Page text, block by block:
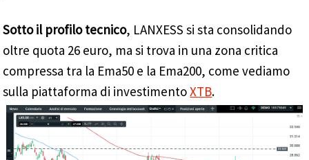
Sotto il profilo tecnico, LANXESS si sta consolidando
oltre quota 26 euro, ma si trova in una zona critica
compressa tra la Ema50 e la Ema200, come vediamo
sulla piattaforma di investimentoXTB.